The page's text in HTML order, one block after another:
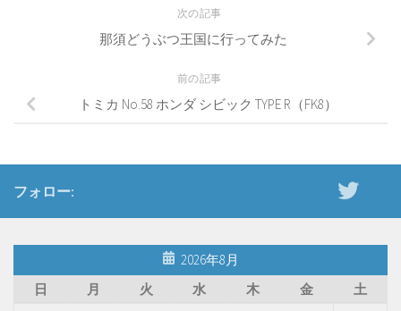
次の記事
那須どうぶつ王国に行ってみた
前の記事
トミカ No.58 ホンダ シビック TYPE R（FK8）
フォロー:
2026年8月
日
月 火 水 木 金
土